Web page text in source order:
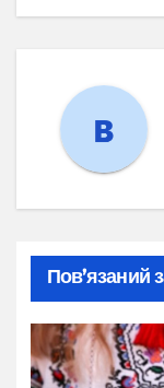
Пов’язаний